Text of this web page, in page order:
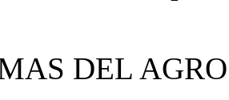
DEL AGRO